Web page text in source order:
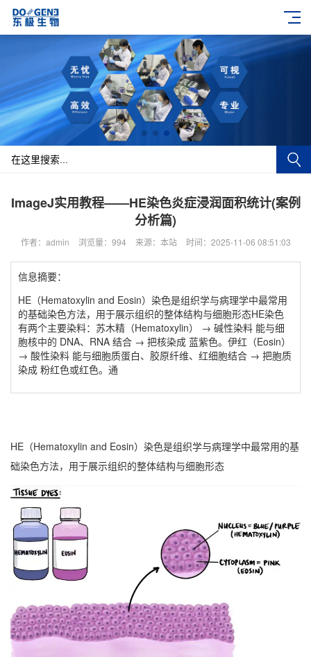
ImageJ实用教程——HE染色炎症浸润面积统计(案例
分析篇)
作者：admin 浏览量：994 来源：本站 时间：2025-11-06 08:51:03
信息摘要：
HE（Hematoxylin and Eosin）染色是组织学与病理学中最常用
的基础染色方法，用于展示组织的整体结构与细胞形态HE染色
有两个主要染料：苏木精（Hematoxylin） → 碱性染料 能与细
胞核中的 DNA、RNA 结合 → 把核染成 蓝紫色。伊红（Eosin）
→ 酸性染料 能与细胞质蛋白、胶原纤维、红细胞结合 → 把胞质
染成 粉红色或红色。通
HE（Hematoxylin and Eosin）染色是组织学与病理学中最常用的基
础染色方法，用于展示组织的整体结构与细胞形态